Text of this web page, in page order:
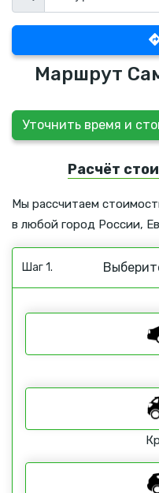
Маршрут
Уточнить время и
Расчёт
Мы рассчитаем
в любой город России,
Шаг 1.